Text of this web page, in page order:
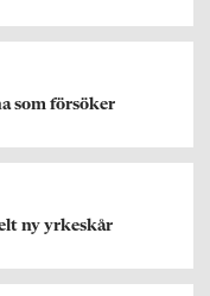
som försöker
ny yrkeskår